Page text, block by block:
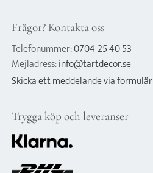
Frågor? Kontakta oss
Telefonummer:0704-25 40 53
Mejladress:info@tartdecor.se
Skicka ett meddelande via formulär
Trygga köp och leveranser